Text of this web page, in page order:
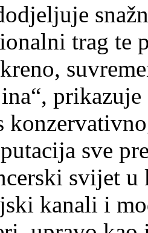
trag te
sve
svijet u
kanali i